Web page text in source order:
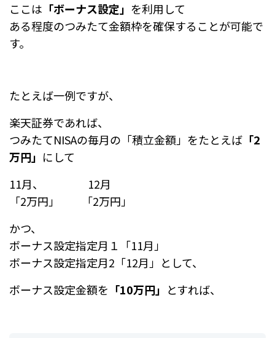
ここは 「ボーナス設定」 を利用して
ある程度のつみたて金額枠を確保することが可能で
す。
たとえば一例ですが、
楽天証券であれば、
つみたてNISAの毎月の「積立金額」をたとえば 「2
万円」 にして
11月、 12月
「2万円」 「2万円」
かつ、
ボーナス設定指定月１「11月」
ボーナス設定指定月2「12月」として、
ボーナス設定金額を 「10万円」 とすれば、